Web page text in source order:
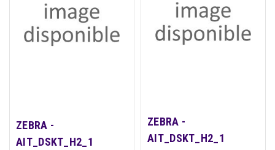
ZEBRA -
AIT_DSKT_H2_1
ZEBRA -
AIT_DSKT_H2_1